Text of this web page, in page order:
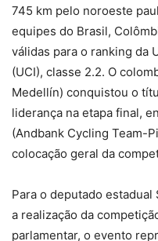
745 km pelo noroeste
equipes do Brasil,
válidas para o ranking da
(UCI), classe 2.2. O
Medellín) conquistou o
liderança na etapa final,
(Andbank Cycling Team-
colocação geral da
Para o deputado
a realização da
parlamentar, o evento